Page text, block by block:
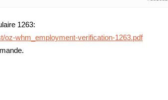
1263:
oz-whm_employment-verification-1263.pdf